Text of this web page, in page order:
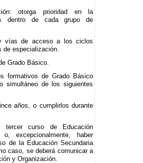
otorga prioridad en la
dentro de cada grupo de
vías de acceso a los ciclos
especialización.
Grado Básico.
formativos de Grado Básico
simultáneo de los siguientes
años, o cumplirlos durante
tercer curso de Educación
o, excepcionalmente, haber
de la Educación Secundaria
caso, se deberá comunicar a
y Organización.